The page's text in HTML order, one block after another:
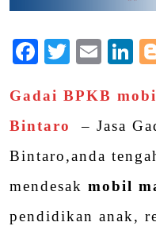
Facebook
Twitter
Gadai BPKB
Bintaro
– Jasa
Bintaro,anda
mendesak mobil
pendidikan anak,